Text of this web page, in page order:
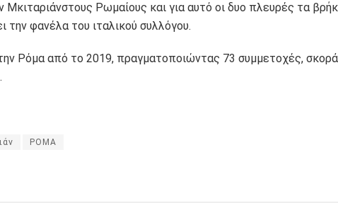
Μκιταριάνστους Ρωμαίους και για αυτό οι δυο πλευρές τα
την φανέλα του ιταλικού συλλόγου.
Ρόμα από το 2019, πραγματοποιώντας 73 συμμετοχές,
ΡΟΜΑ